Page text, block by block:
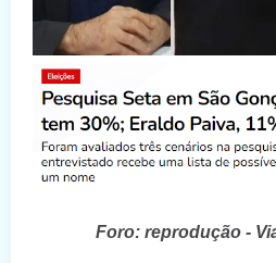
Foro: reprodução -